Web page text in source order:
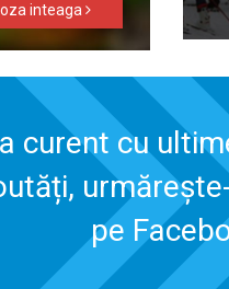
inteaga
curent cu
pe